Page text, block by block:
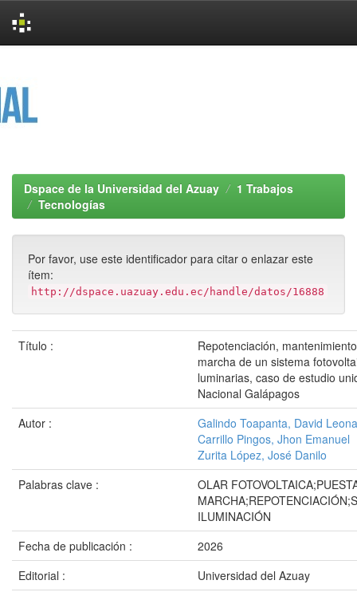
Dspace de la Universidad del Azuay
1 Trabajos
Tecnologías
Por favor, use este identificador para citar o enlazar este
ítem:
http://dspace.uazuay.edu.ec/handle/datos/16888
Título :
Repotenciación,
marcha de un sistema
luminarias, caso de estudio
Nacional Galápagos
Autor :
Galindo Toapanta, David
Carrillo Pingos, Jhon Emanuel
Zurita López, José Danilo
Palabras clave :
OLAR
ILUMINACIÓN
Fecha de publicación :
2026
Editorial :
Universidad del Azuay